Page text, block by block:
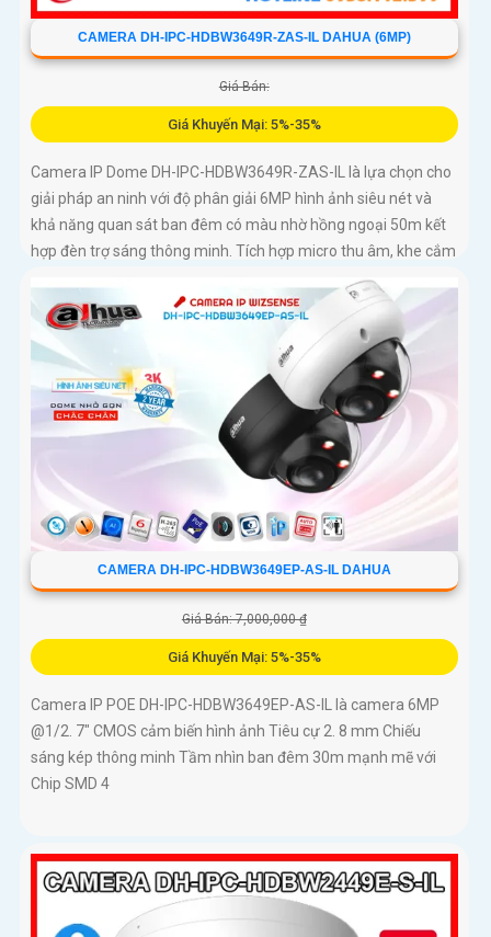
CAMERA DH-IPC-HDBW3649R-ZAS-IL DAHUA (6MP)
Giá Bán:
Giá Khuyến Mại: 5%-35%
Camera IP Dome DH-IPC-HDBW3649R-ZAS-IL là lựa chọn cho
giải pháp an ninh với độ phân giải 6MP hình ảnh siêu nét và
khả năng quan sát ban đêm có màu nhờ hồng ngoại 50m kết
hợp đèn trợ sáng thông minh. Tích hợp micro thu âm, khe cắm
thẻ nhớ lên đến 512GB và công nghệ AI phát hiện chính xác
người và xe, camera đáp ứng tối đa nhu cầu giám sát chuyên
nghiệp hỗ trợ PoE giúp lắp đặt dễ dàng
CAMERA DH-IPC-HDBW3649EP-AS-IL DAHUA
Giá Bán: 7,000,000 ₫
Giá Khuyến Mại: 5%-35%
Camera IP POE DH-IPC-HDBW3649EP-AS-IL là camera 6MP
@1/2. 7" CMOS cảm biến hình ảnh Tiêu cự 2. 8 mm Chiếu
sáng kép thông minh Tầm nhìn ban đêm 30m mạnh mẽ với
Chip SMD 4